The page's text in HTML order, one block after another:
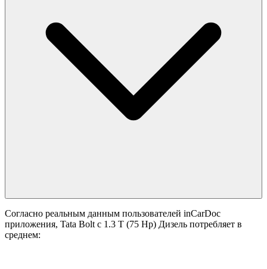
Согласно реальным данным пользователей inCarDoc
приложения, Tata Bolt с 1.3 T (75 Hp) Дизель потребляет в
среднем: